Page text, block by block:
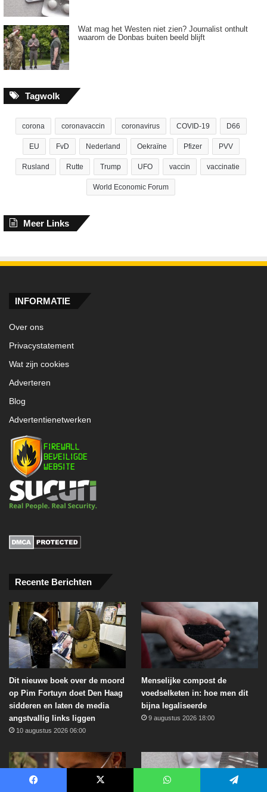
Wat mag het Westen niet zien? Journalist onthult
waarom de Donbas buiten beeld blijft
Tagwolk
corona coronavaccin coronavirus COVID-19 D66
EU FvD Nederland Oekraïne Pfizer PVV
Rusland Rutte Trump UFO vaccin vaccinatie
World Economic Forum
Meer Links
INFORMATIE
Over ons
Privacystatement
Wat zijn cookies
Adverteren
Blog
Advertentienetwerken
Recente Berichten
Dit nieuwe boek over de moord
op Pim Fortuyn doet Den Haag
sidderen en laten de media
angstvallig links liggen
10 augustus 2026 06:00
Menselijke compost de
voedselketen in: hoe men dit
bijna legaliseerde
9 augustus 2026 18:00